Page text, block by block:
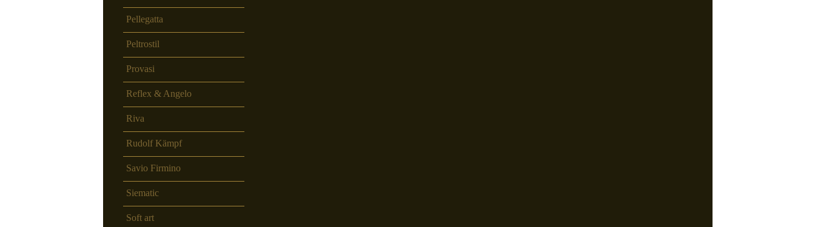
Pellegatta
Peltrostil
Provasi
Reflex & Angelo
Riva
Rudolf Kämpf
Savio Firmino
Siematic
Soft art